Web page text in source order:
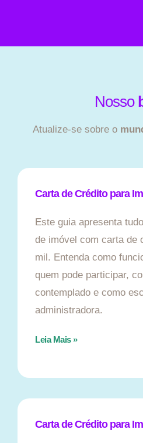
Nosso
Atualize-se sobre o
Carta de Crédito para
Este guia apresenta
de imóvel com carta de
mil. Entenda como
quem pode participar,
contemplado e como
administradora.
Leia Mais »
Carta de Crédito para